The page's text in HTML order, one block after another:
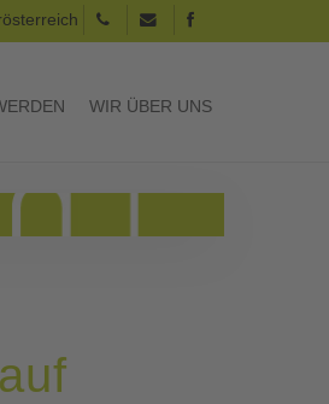
WIR ÜBER UNS